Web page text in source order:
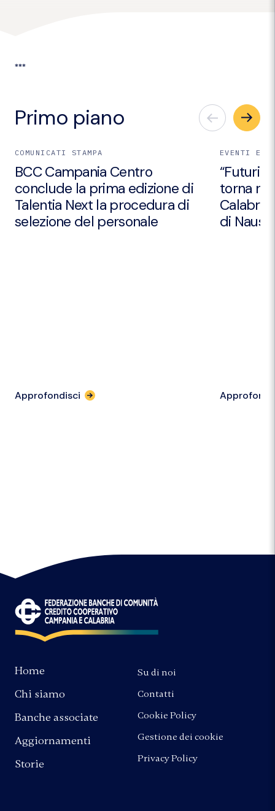
***
Primo piano
COMUNICATI STAMPA
BCC Campania Centro
conclude la prima edizione di
Talentia Next la procedura di
selezione del personale
Approfondisci
EVENTI E
“Futuri
torna
Calabria
di
Home
Chi siamo
Banche associate
Aggiornamenti
Storie
Su di noi
Contatti
Cookie Policy
Gestione dei cookie
Privacy Policy